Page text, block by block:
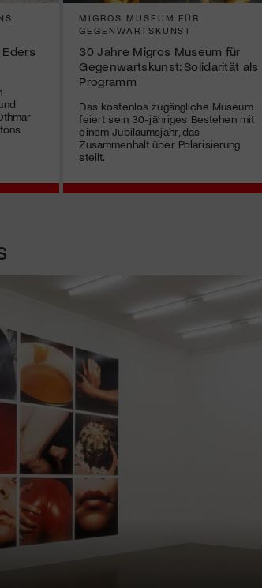
MIGROS MUSEUM FÜR
GEGENWARTSKUNST
30 Jahre Migros Museum für
Gegenwartskunst: Solidarität als
Programm
Das kostenlos zugängliche Museum
feiert sein 30-jähriges Bestehen mit
einem Jubiläumsjahr, das
Zusammenhalt über Polarisierung
stellt.